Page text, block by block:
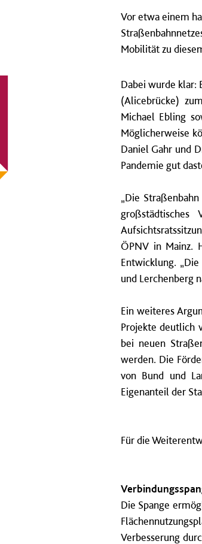
Vor etwa einem
Mobilität zu
Dabei wurde klar:
(Alicebrücke)
Michael Ebling
Möglicherweise
Daniel Gahr und
Pandemie gut
„Die
ÖPNV in Mainz.
Entwicklung.
und Lerchenberg
Ein weiteres
Projekte deutlich
bei neuen
werden. Die
von Bund und
Eigenanteil der
Für die
Die Spange
Verbesserung